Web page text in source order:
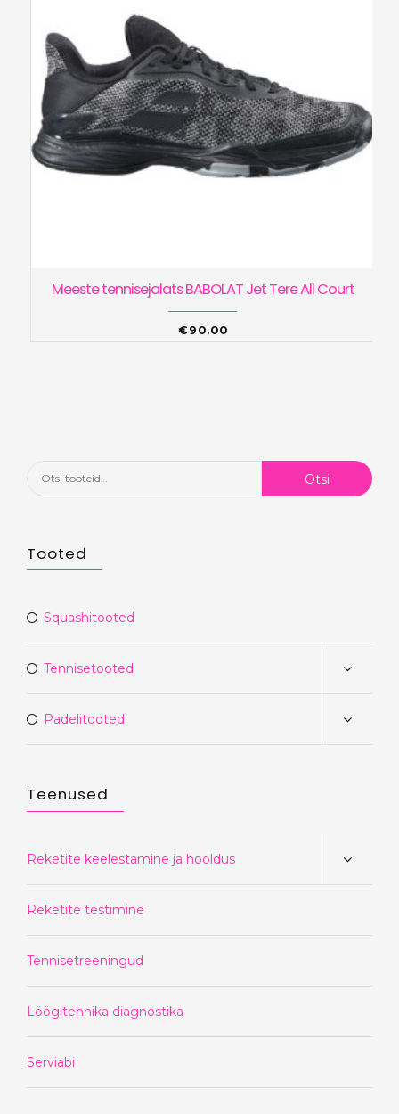
Meeste tennisejalats BABOLAT Jet Tere All Court
€ 90.00
Otsi: Otsi
Tooted
Squashitooted
Tennisetooted
Padelitooted
Teenused
Reketite keelestamine ja hooldus
Reketite testimine
Tennisetreeningud
Löögitehnika diagnostika
Serviabi